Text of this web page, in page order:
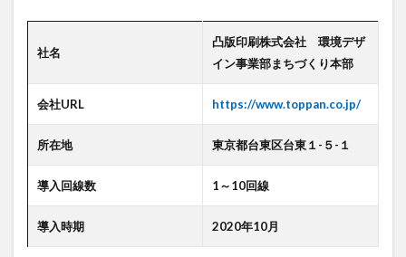
境
ザ
事
業
部
ち
づ
り
本
社名
凸版印刷株式会社 環境デザ
イン事業部まちづくり本部
会社URL https://www.toppan.co.jp/
所在地 東京都台東区台東１-５-１
導入回線数 1～10回線
導入時期 2020年10月
検索